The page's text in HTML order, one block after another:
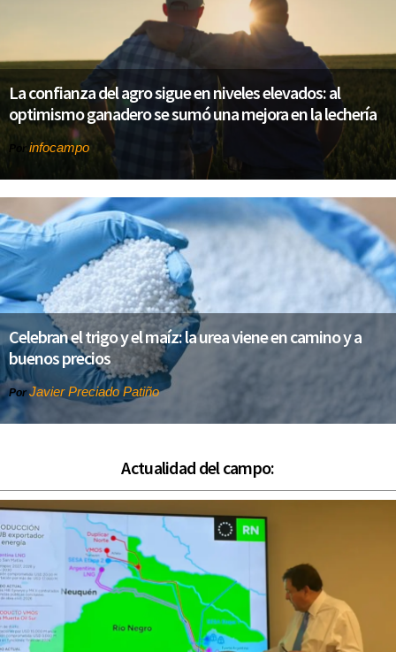
La confianza del agro sigue en niveles elevados: al
optimismo ganadero se sumó una mejora en la lechería
Por infocampo
Celebran el trigo y el maíz: la urea viene en camino y a
buenos precios
Por Javier Preciado Patiño
Actualidad del campo: